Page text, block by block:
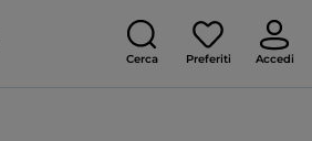
Cerca Preferiti Accedi